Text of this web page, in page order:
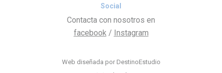
Social
Contacta con nosotros en
facebook/ Instagram
Web diseñada por DestinoEstudio